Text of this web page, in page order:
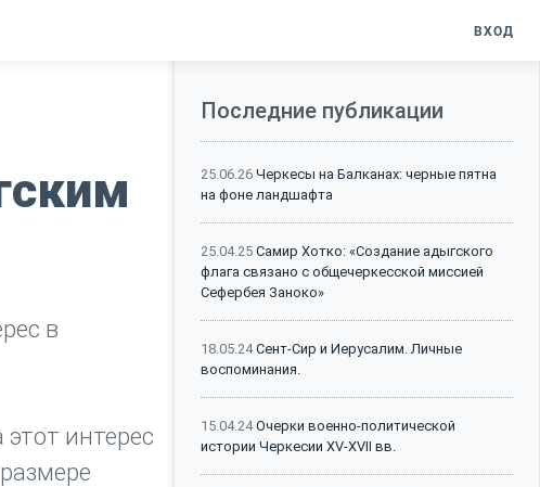
ВХОД
в
интерес
Последние публикации
25.06.26 Черкесы на Балканах: черные пятна
на фоне ландшафта
25.04.25 Самир Хотко: «Создание адыгского
флага связано с общечеркесской миссией
Сефербея Заноко»
18.05.24Сент-Сир и Иерусалим. Личные
воспоминания.
15.04.24Очерки военно-политической
истории Черкесии XV-XVII вв.